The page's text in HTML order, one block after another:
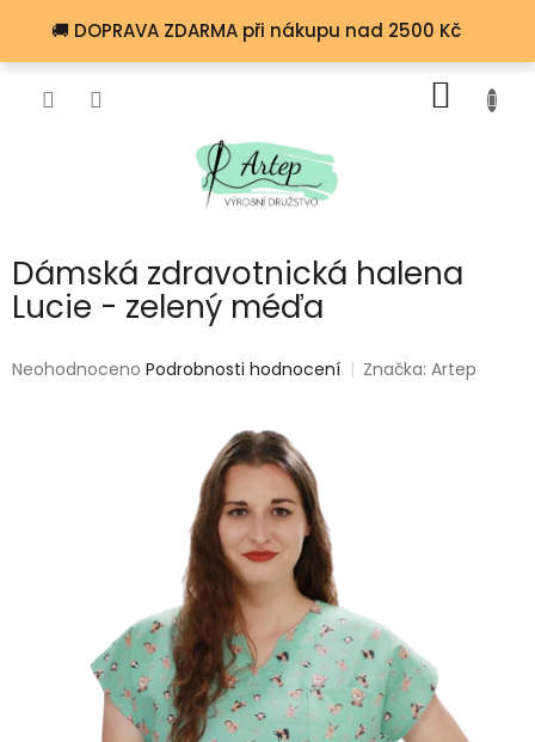
🚚 DOPRAVA ZDARMA při nákupu nad 2500 Kč
KOŠÍK
Dámská zdravotnická halena
Lucie - zelený méďa
Průměrné
Neohodnoceno Podrobnosti hodnocení Značka:Artep